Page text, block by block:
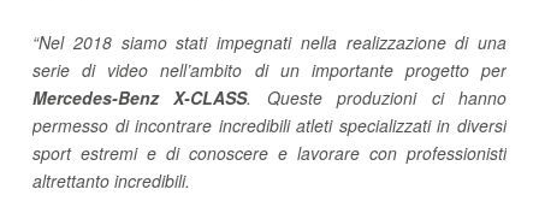
“Nel 2018 siamo stati impegnati nella realizzazione di una
serie di video nell’ambito di un importante progetto per
Mercedes-Benz X-CLASS. Queste produzioni ci hanno
permesso di incontrare incredibili atleti specializzati in diversi
sport estremi e di conoscere e lavorare con professionisti
altrettanto incredibili.